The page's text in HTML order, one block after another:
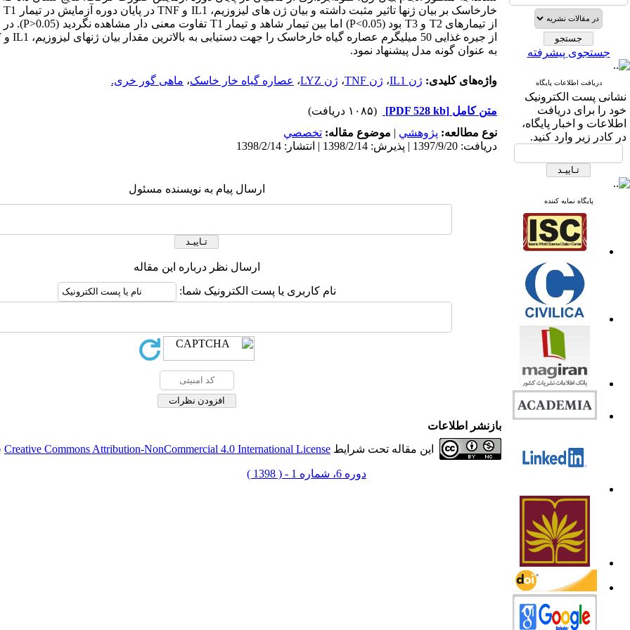
جستجوی پیشرفته
دریافت اطلاعات پایگاه
نشانی پست الکترونیک
خود را برای دریافت
اطلاعات و اخبار پایگاه،
در کادر زیر وارد کنید.
پایگاه نمایه کننده
خارخاسک بر بیان ژن­ها تاثیر مثبت داشته و بیان ژن های لیزوزیم، IL1 و TNFدر پایان دوره آزمایش در تیمار T1
از تیمارهای T2 وT3 بود (P<0.05) اما بین تیمار شاهد و تیمار T1 تفاوت معنی دار مشاهده نگردید (P>0.05). در
از جیره غذایی 50 میلی­گرم عصاره گیاه خارخاسک را جهت دستیابی به بالاترین مقدار بیان ژنهای لیزوزیم،
IL1و
به عنوان گونه مدل پیشنهاد نمود.
واژه‌های کلیدی: ژن IL1 ، ژن TNF ، ژن LYZ ، عصاره گیاه خار خاسک، ماهی گور خری.
متن کامل [PDF 528 kb]
(۱۰۸۵ دریافت)
نوع مطالعه: پژوهشي | موضوع مقاله: تخصصي
دریافت: 1397/9/20 | پذیرش: 1398/2/14 | انتشار: 1398/2/14
ارسال پیام به نویسنده مسئول
ارسال نظر درباره این مقاله
نام کاربری یا پست الکترونیک شما:
بازنشر اطلاعات
این مقاله تحت شرایط Creative Commons Attribution-NonCommercial 4.0 International License
دوره 6، شماره 1 - ( 1398 )